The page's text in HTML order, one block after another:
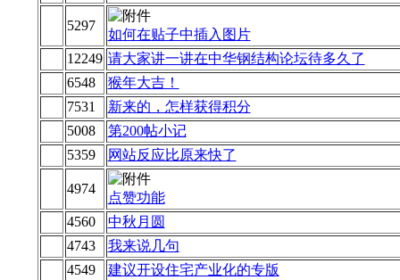
5297
如何在贴子中插入图片
12249 请大家讲一讲在中华钢结构论坛待多久了
6548
猴年大吉！
7531
新来的，怎样获得积分
5008
第200帖小记
5359
网站反应比原来快了
4974
点赞功能
4560
中秋月圆
4743
我来说几句
4549
建议开设住宅产业化的专版